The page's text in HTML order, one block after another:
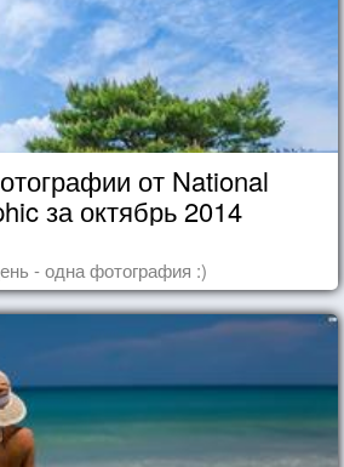
от National
за октябрь 2014
- одна фотография :)